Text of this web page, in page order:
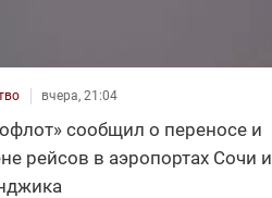
вчера, 21:04
сообщил о переносе и
рейсов в аэропортах Сочи и